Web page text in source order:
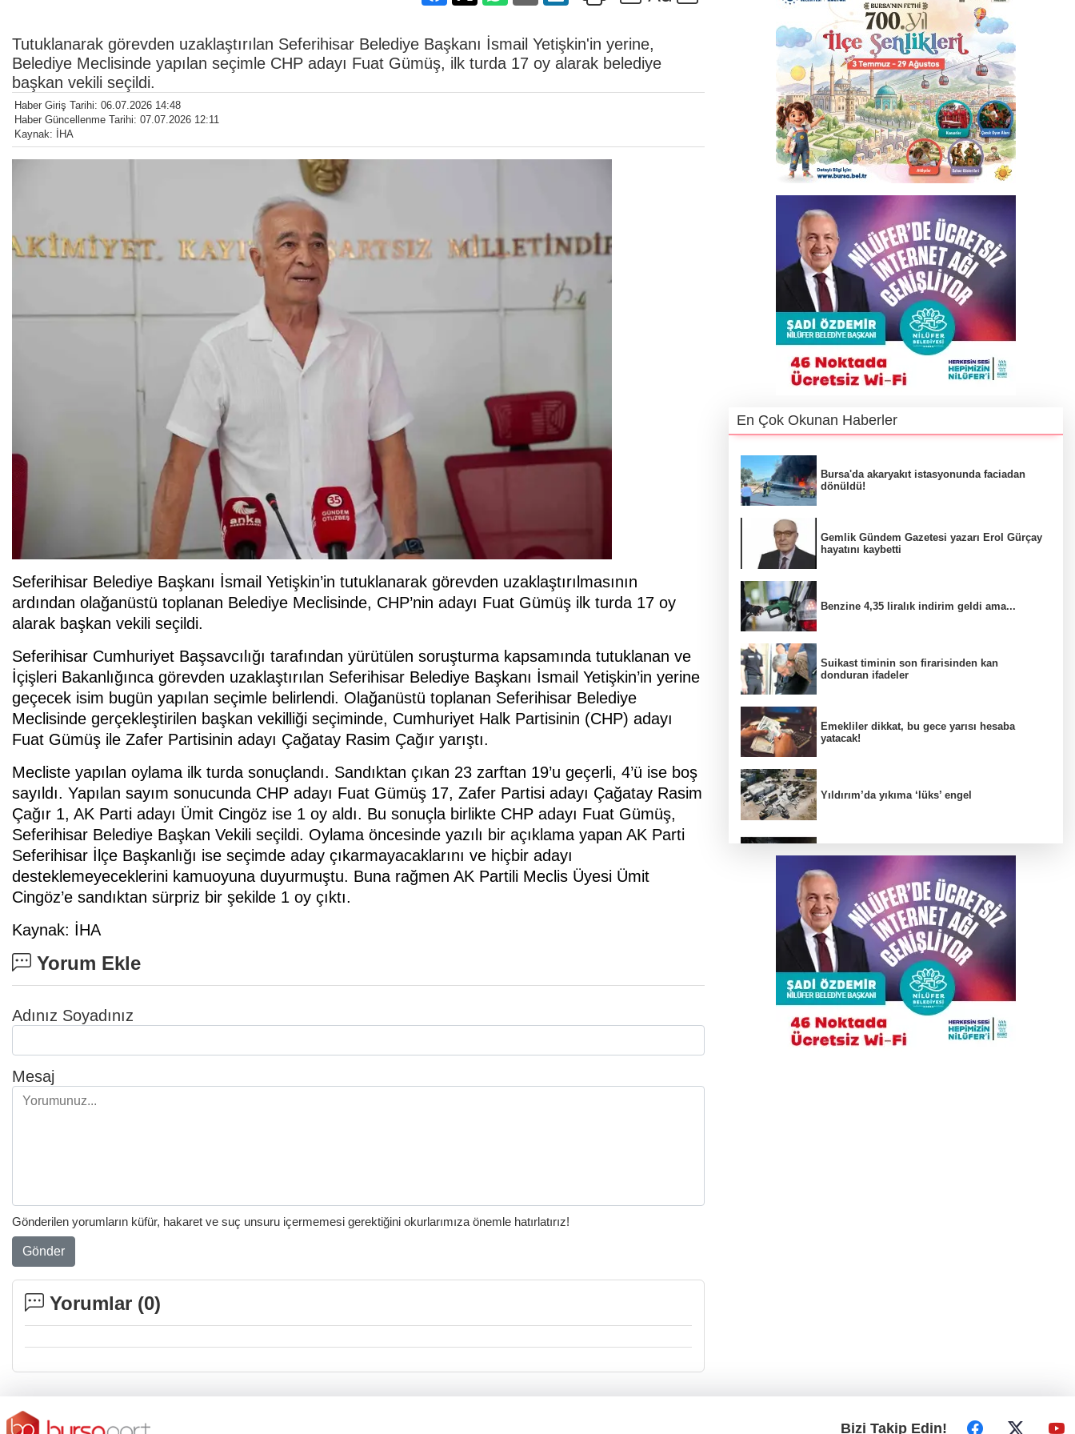
Tutuklanarak görevden uzaklaştırılan Seferihisar Belediye Başkanı İsmail Yetişkin'in yerine,
Belediye Meclisinde yapılan seçimle CHP adayı Fuat Gümüş, ilk turda 17 oy alarak belediye
başkan vekili seçildi.
Haber Giriş Tarihi: 06.07.2026 14:48
Haber Güncellenme Tarihi: 07.07.2026 12:11
Kaynak: İHA
Seferihisar Belediye Başkanı İsmail Yetişkin’in tutuklanarak görevden uzaklaştırılmasının
ardından olağanüstü toplanan Belediye Meclisinde, CHP’nin adayı Fuat Gümüş ilk turda 17 oy
alarak başkan vekili seçildi.
Seferihisar Cumhuriyet Başsavcılığı tarafından yürütülen soruşturma kapsamında tutuklanan ve
İçişleri Bakanlığınca görevden uzaklaştırılan Seferihisar Belediye Başkanı İsmail Yetişkin’in yerine
geçecek isim bugün yapılan seçimle belirlendi. Olağanüstü toplanan Seferihisar Belediye
Meclisinde gerçekleştirilen başkan vekilliği seçiminde, Cumhuriyet Halk Partisinin (CHP) adayı
Fuat Gümüş ile Zafer Partisinin adayı Çağatay Rasim Çağır yarıştı.
Mecliste yapılan oylama ilk turda sonuçlandı. Sandıktan çıkan 23 zarftan 19’u geçerli, 4’ü ise boş
sayıldı. Yapılan sayım sonucunda CHP adayı Fuat Gümüş 17, Zafer Partisi adayı Çağatay Rasim
Çağır 1, AK Parti adayı Ümit Cingöz ise 1 oy aldı. Bu sonuçla birlikte CHP adayı Fuat Gümüş,
Seferihisar Belediye Başkan Vekili seçildi. Oylama öncesinde yazılı bir açıklama yapan AK Parti
Seferihisar İlçe Başkanlığı ise seçimde aday çıkarmayacaklarını ve hiçbir adayı
desteklemeyeceklerini kamuoyuna duyurmuştu. Buna rağmen AK Partili Meclis Üyesi Ümit
Cingöz’e sandıktan sürpriz bir şekilde 1 oy çıktı.
Kaynak: İHA
Yorum Ekle
Adınız Soyadınız
Mesaj
Gönderilen yorumların küfür, hakaret ve suç unsuru içermemesi gerektiğini okurlarımıza önemle hatırlatırız!
Gönder
Yorumlar (0)
En Çok Okunan Haberler
Bursa'da akaryakıt istasyonunda faciadan
dönüldü!
Gemlik Gündem Gazetesi yazarı Erol Gürçay
hayatını kaybetti
Benzine 4,35 liralık indirim geldi ama...
Suikast timinin son firarisinden kan
donduran ifadeler
Emekliler dikkat, bu gece yarısı hesaba
yatacak!
Yıldırım’da yıkıma ‘lüks’ engel
ortalığı ayağa kaldırdı!
Trump İran'la anlaşmadan yana; Ülkeyi taş
devrine döndürmekten söz ediyordu!
Elektrikli bisiklet ile uçuruma yuvarlandılar; 3
çocuk yaralandı
Osmangazi Belediyesi kaldırım işgallerine
fırsat vermiyor
Bizi Takip Edin!